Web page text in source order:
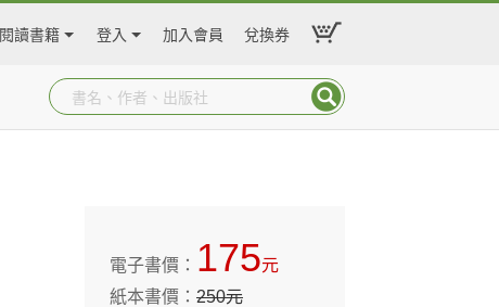
閱讀書籍 登入 加入會員 兌換券
電子書價： 175元
紙本書價：250元